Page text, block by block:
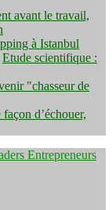
avant le travail,
à Istanbul
Etude scientifique :
"chasseur de
d’échouer,
Entrepreneurs